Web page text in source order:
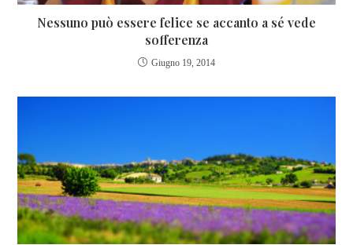
Nessuno può essere felice se accanto a sé vede
sofferenza
Giugno 19, 2014